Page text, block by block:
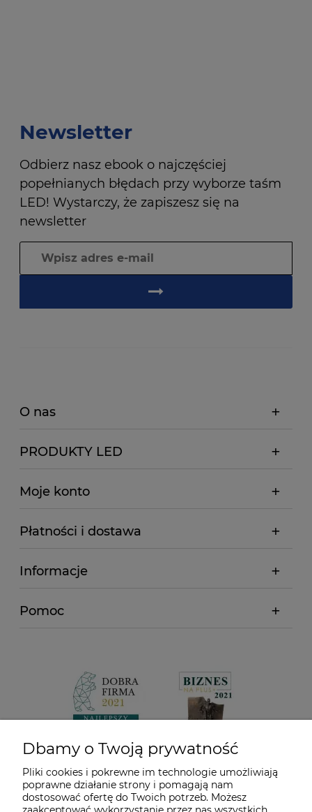
Newsletter
Odbierz nasz ebook o najczęściej
popełnianych błędach przy wyborze taśm
LED! Wystarczy, że zapiszesz się na
newsletter
O nas
PRODUKTY LED
Moje konto
Płatności i dostawa
Informacje
Pomoc
Dbamy o Twoją prywatność
Pliki cookies i pokrewne im technologie umożliwiają
poprawne działanie strony i pomagają nam
dostosować ofertę do Twoich potrzeb. Możesz